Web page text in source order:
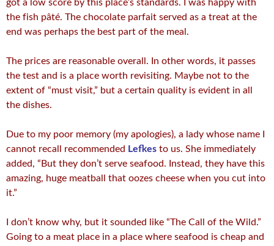
got a low score by this place’s standards. I was happy with
the fish pâté. The chocolate parfait served as a treat at the
end was perhaps the best part of the meal.
The prices are reasonable overall. In other words, it passes
the test and is a place worth revisiting. Maybe not to the
extent of “must visit,” but a certain quality is evident in all
the dishes.
Due to my poor memory (my apologies), a lady whose name I
cannot recall recommended Lefkes to us. She immediately
added, “But they don’t serve seafood. Instead, they have this
amazing, huge meatball that oozes cheese when you cut into
it.”
I don’t know why, but it sounded like “The Call of the Wild.”
Going to a meat place in a place where seafood is cheap and